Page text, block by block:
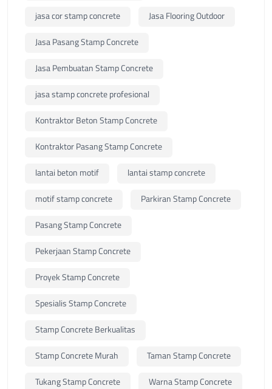
jasa cor stamp concrete Jasa Flooring Outdoor
Jasa Pasang Stamp Concrete
Jasa Pembuatan Stamp Concrete
jasa stamp concrete profesional
Kontraktor Beton Stamp Concrete
Kontraktor Pasang Stamp Concrete
lantai beton motif lantai stamp concrete
motif stamp concrete Parkiran Stamp Concrete
Pasang Stamp Concrete
Pekerjaan Stamp Concrete
Proyek Stamp Concrete
Spesialis Stamp Concrete
Stamp Concrete Berkualitas
Stamp Concrete Murah Taman Stamp Concrete
Tukang Stamp Concrete Warna Stamp Concrete